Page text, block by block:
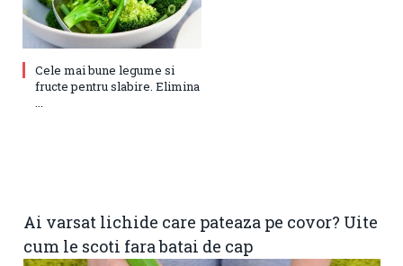
Cele mai bune legume si
fructe pentru slabire. Elimina
...
Ai varsat lichide care pateaza pe covor? Uite
cum le scoti fara batai de cap